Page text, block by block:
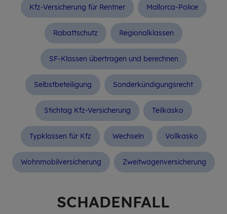
Kfz-Versicherung für Rentner Mallorca-Police
Rabattschutz Regionalklassen
SF-Klassen übertragen und berechnen
Selbst­be­tei­li­gung Sonderkündigungsrecht
Stichtag Kfz-Versicherung Teilkasko
Typklassen für Kfz Wechseln Vollkasko
Wohnmobilversicherung Zweitwagenversicherung
SCHA­DEN­FALL